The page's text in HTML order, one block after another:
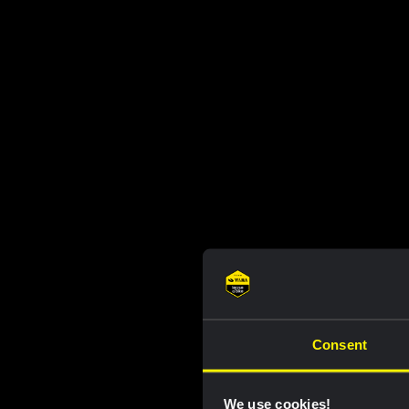
Consent
We use cookies!